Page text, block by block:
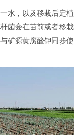
水，以及移栽后定植
菌会在苗前或者移栽
矿源黄腐酸钾同步使